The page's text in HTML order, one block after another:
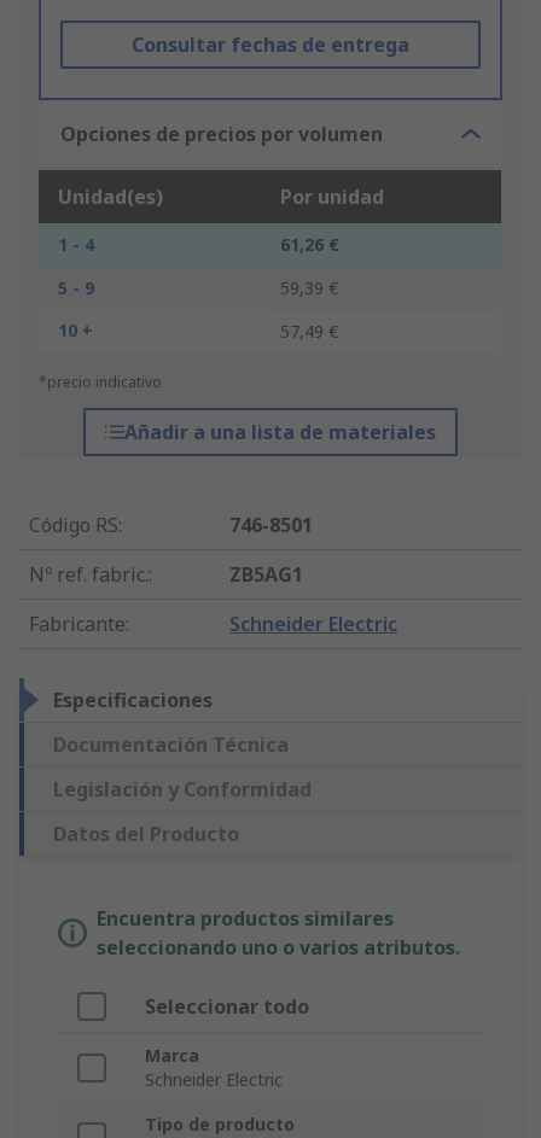
Consultar fechas de entrega
Opciones de precios por volumen
Unidad(es) Por unidad
1 - 4
61,26 €
5 - 9
59,39 €
10 +
57,49 €
*precio indicativo
Añadir a una lista de materiales
Código RS:
746-8501
Nº ref. fabric.:
ZB5AG1
Fabricante: Schneider Electric
Especificaciones
Documentación Técnica
Legislación y Conformidad
Datos del Producto
Encuentra productos similares
seleccionando uno o varios atributos.
Seleccionar todo
Marca
Schneider Electric
Tipo de producto